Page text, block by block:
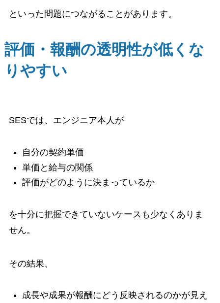
といった問題につながることがあります。
評価・報酬の透明性が低くな
りやすい
SESでは、エンジニア本人が
自分の契約単価
単価と給与の関係
評価がどのように決まっているか
を十分に把握できていないケースも少なくありま
せん。
その結果、
成長や成果が報酬にどう反映されるのかが見え